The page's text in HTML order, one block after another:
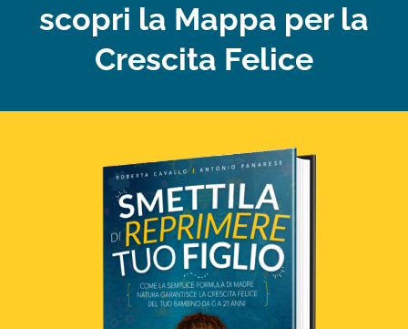
scopri la Mappa per la
Crescita Felice